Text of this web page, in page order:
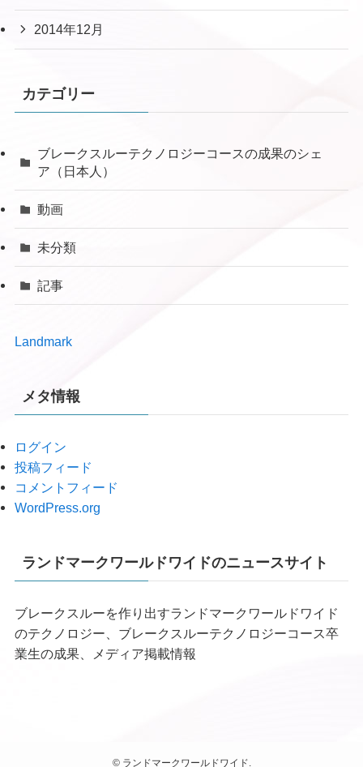
2014年12月
カテゴリー
ブレークスルーテクノロジーコースの成果のシェ
ア（日本人）
動画
未分類
記事
Landmark
メタ情報
ログイン
投稿フィード
コメントフィード
WordPress.org
ランドマークワールドワイドのニュースサイト
ブレークスルーを作り出すランドマークワールドワイド
のテクノロジー、ブレークスルーテクノロジーコース卒
業生の成果、メディア掲載情報
©ランドマークワールドワイド.